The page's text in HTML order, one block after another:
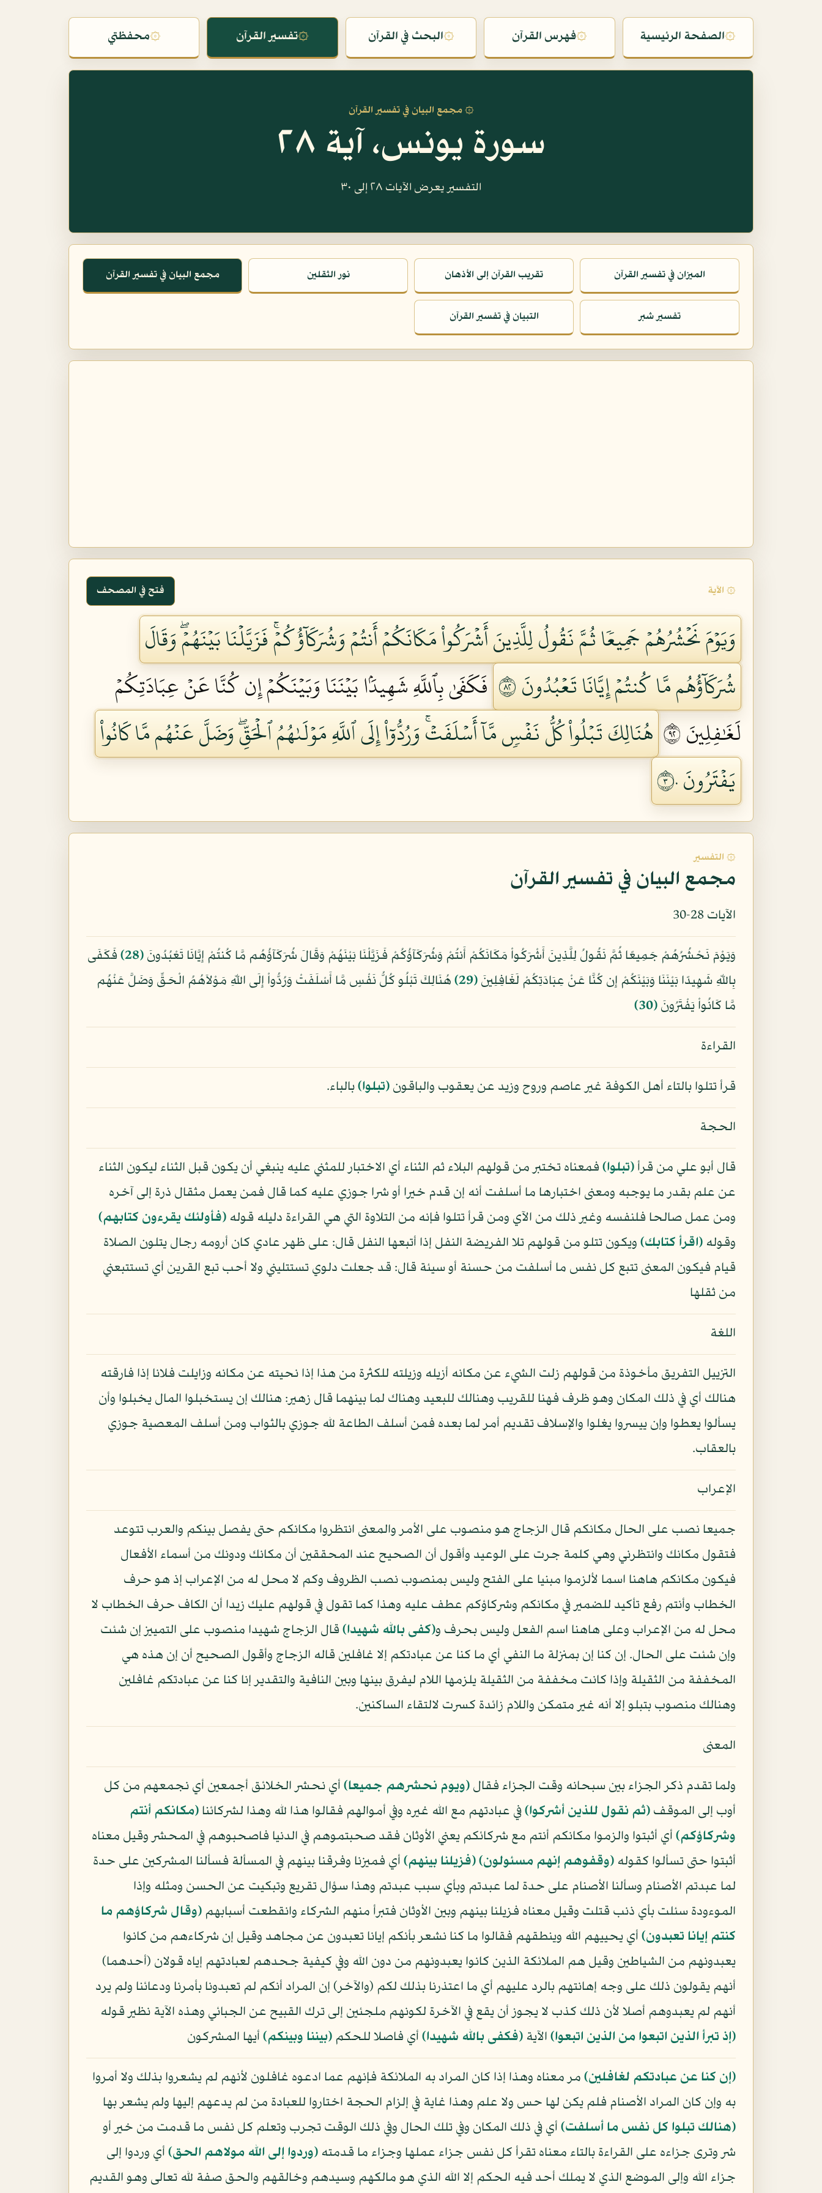
۞الصفحة الرئيسية ۞فهرس القرآن ۞البحث في القرآن ۞تفسير القرآن ۞محفظتي
۞ مجمع البيان في تفسير القرآن
سورة يونس، آية ٢٨
التفسير يعرض الآيات ٢٨ إلى ٣٠
الميزان في تفسير القرآن تقريب القرآن إلى الأذهان نور الثقلين مجمع البيان في تفسير القرآن
تفسير شبر التبيان في تفسير القرآن
۞ الآية فتح في المصحف
وَيَوۡمَ نَحۡشُرُهُمۡ جَمِيعٗا ثُمَّ نَقُولُ لِلَّذِينَ أَشۡرَكُواْ مَكَانَكُمۡ أَنتُمۡ وَشُرَكَآؤُكُمۡۚ فَزَيَّلۡنَا بَيۡنَهُمۡۖ وَقَالَ
شُرَكَآؤُهُم مَّا كُنتُمۡ إِيَّانَا تَعۡبُدُونَ ٢٨
فَكَفَىٰ بِٱللَّهِ شَهِيدَۢا بَيۡنَنَا وَبَيۡنَكُمۡ إِن كُنَّا عَنۡ عِبَادَتِكُمۡ
لَغَٰفِلِينَ ٢٩
هُنَالِكَ تَبۡلُواْ كُلُّ نَفۡسٖ مَّآ أَسۡلَفَتۡۚ وَرُدُّوٓاْ إِلَى ٱللَّهِ مَوۡلَىٰهُمُ ٱلۡحَقِّۖ وَضَلَّ عَنۡهُم مَّا كَانُواْ
يَفۡتَرُونَ ٣٠
۞ التفسير
مجمع البيان في تفسير القرآن
الآيات 28-30
وَيَوْمَ نَحْشُرُهُمْ جَمِيعًا ثُمَّ نَقُولُ لِلَّذِينَ أَشْرَكُواْ مَكَانَكُمْ أَنتُمْ وَشُرَكَآؤُكُمْ فَزَيَّلْنَا بَيْنَهُمْ وَقَالَ شُرَكَآؤُهُم مَّا كُنتُمْ إِيَّانَا تَعْبُدُونَ ﴿28﴾
فَكَفَى
بِاللّهِ شَهِيدًا بَيْنَنَا وَبَيْنَكُمْ إِن كُنَّا عَنْ عِبَادَتِكُمْ لَغَافِلِينَ ﴿29﴾
هُنَالِكَ تَبْلُو كُلُّ نَفْسٍ مَّا أَسْلَفَتْ وَرُدُّواْ إِلَى اللّهِ مَوْلاَهُمُ الْحَقِّ وَضَلَّ عَنْهُم
مَّا كَانُواْ يَفْتَرُونَ ﴿30﴾
القراءة
قرأ تتلوا بالتاء أهل الكوفة غير عاصم وروح وزيد عن يعقوب والباقون ﴿تبلوا﴾بالباء.
الحجة
قال أبو علي من قرأ ﴿تبلوا﴾ فمعناه تختبر من قولهم البلاء ثم الثناء أي الاختبار للمثني عليه ينبغي أن يكون قبل الثناء ليكون الثناء
عن علم بقدر ما يوجبه ومعنى اختبارها ما أسلفت أنه إن قدم خيرا أو شرا جوزي عليه كما قال فمن يعمل مثقال ذرة إلى آخره
ومن عمل صالحا فلنفسه وغير ذلك من الآي ومن قرأ تتلوا فإنه من التلاوة التي هي القراءة دليله قوله ﴿فأولئك يقرءون كتابهم﴾
وقوله ﴿اقرأ كتابك﴾ ويكون تتلو من قولهم تلا الفريضة النفل إذا أتبعها النفل قال: على ظهر عادي كان أرومه رجال يتلون الصلاة
قيام فيكون المعنى تتبع كل نفس ما أسلفت من حسنة أو سيئة قال: قد جعلت دلوي تستتليني ولا أحب تبع القرين أي تستتبعني
من ثقلها
اللغة
التزييل التفريق مأخوذة من قولهم زلت الشيء عن مكانه أزيله وزيلته للكثرة من هذا إذا نحيته عن مكانه وزايلت فلانا إذا فارقته
هنالك أي في ذلك المكان وهو ظرف فهنا للقريب وهنالك للبعيد وهناك لما بينهما قال زهير: هنالك إن يستخبلوا المال يخبلوا وأن
يسألوا يعطوا وإن ييسروا يغلوا والإسلاف تقديم أمر لما بعده فمن أسلف الطاعة لله جوزي بالثواب ومن أسلف المعصية جوزي
بالعقاب.
الإعراب
جميعا نصب على الحال مكانكم قال الزجاج هو منصوب على الأمر والمعنى انتظروا مكانكم حتى يفصل بينكم والعرب تتوعد
فتقول مكانك وانتظرني وهي كلمة جرت على الوعيد وأقول أن الصحيح عند المحققين أن مكانك ودونك من أسماء الأفعال
فيكون مكانكم هاهنا اسما لألزموا مبنيا على الفتح وليس بمنصوب نصب الظروف وكم لا محل له من الإعراب إذ هو حرف
الخطاب وأنتم رفع تأكيد للضمير في مكانكم وشركاؤكم عطف عليه وهذا كما تقول في قولهم عليك زيدا أن الكاف حرف الخطاب لا
محل له من الإعراب وعلى هاهنا اسم الفعل وليس بحرف و﴿كفى بالله شهيدا﴾ قال الزجاج شهيدا منصوب على التمييز إن شئت
وإن شئت على الحال. إن كنا إن بمنزلة ما النفي أي ما كنا عن عبادتكم إلا غافلين قاله الزجاج وأقول الصحيح أن إن هذه هي
المخففة من الثقيلة وإذا كانت مخففة من الثقيلة يلزمها اللام ليفرق بينها وبين النافية والتقدير إنا كنا عن عبادتكم غافلين
وهنالك منصوب بتبلو إلا أنه غير متمكن واللام زائدة كسرت لالتقاء الساكنين.
المعنى
ولما تقدم ذكر الجزاء بين سبحانه وقت الجزاء فقال ﴿ويوم نحشرهم جميعا﴾ أي نحشر الخلائق أجمعين أي نجمعهم من كل
أوب إلى الموقف ﴿ثم نقول للذين أشركوا﴾في عبادتهم مع الله غيره وفي أموالهم فقالوا هذا لله وهذا لشركائنا ﴿مكانكم أنتم
وشركاؤكم﴾ أي أثبتوا والزموا مكانكم أنتم مع شركائكم يعني الأوثان فقد صحبتموهم في الدنيا فاصحبوهم في المحشر وقيل معناه
أثبتوا حتى تسألوا كقوله ﴿وقفوهم إنهم مسئولون﴾﴿فزيلنا بينهم﴾ أي فميزنا وفرقنا بينهم في المسألة فسألنا المشركين على حدة
لما عبدتم الأصنام وسألنا الأصنام على حدة لما عبدتم وبأي سبب عبدتم وهذا سؤال تقريع وتبكيت عن الحسن ومثله وإذا
الموءودة سئلت بأي ذنب قتلت وقيل معناه فزيلنا بينهم وبين الأوثان فتبرأ منهم الشركاء وانقطعت أسبابهم ﴿وقال شركاؤهم ما
كنتم إيانا تعبدون﴾ أي يحييهم الله وينطقهم فقالوا ما كنا نشعر بأنكم إيانا تعبدون عن مجاهد وقيل إن شركاءهم من كانوا
يعبدونهم من الشياطين وقيل هم الملائكة الذين كانوا يعبدونهم من دون الله وفي كيفية جحدهم لعبادتهم إياه قولان (أحدهما)
أنهم يقولون ذلك على وجه إهانتهم بالرد عليهم أي ما اعتذرنا بذلك لكم (والآخر) إن المراد أنكم لم تعبدونا بأمرنا ودعائنا ولم يرد
أنهم لم يعبدوهم أصلا لأن ذلك كذب لا يجوز أن يقع في الآخرة لكونهم ملجئين إلى ترك القبيح عن الجبائي وهذه الآية نظير قوله
﴿إذ تبرأ الذين اتبعوا من الذين اتبعوا﴾ الآية ﴿فكفى بالله شهيدا﴾ أي فاصلا للحكم ﴿بيننا وبينكم﴾ أيها المشركون
﴿إن كنا عن عبادتكم لغافلين﴾ مر معناه وهذا إذا كان المراد به الملائكة فإنهم عما ادعوه غافلون لأنهم لم يشعروا بذلك ولا أمروا
به وإن كان المراد الأصنام فلم يكن لها حس ولا علم وهذا غاية في إلزام الحجة اختاروا للعبادة من لم يدعهم إليها ولم يشعر بها
﴿هنالك تبلوا كل نفس ما أسلفت﴾ أي في ذلك المكان وفي تلك الحال وفي ذلك الوقت تجرب وتعلم كل نفس ما قدمت من خير أو
شر وترى جزاءه على القراءة بالتاء معناه تقرأ كل نفس جزاء عملها وجزاء ما قدمته ﴿وردوا إلى الله مولاهم الحق﴾ أي وردوا إلى
جزاء الله وإلى الموضع الذي لا يملك أحد فيه الحكم إلا الله الذي هو مالكهم وسيدهم وخالقهم والحق صفة لله تعالى وهو القديم